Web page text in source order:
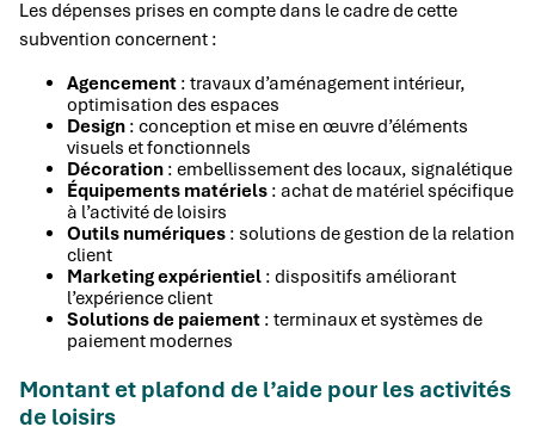
Les dépenses prises en compte dans le cadre de cette
subvention concernent :
Agencement : travaux d’aménagement intérieur,
optimisation des espaces
Design : conception et mise en œuvre d’éléments
visuels et fonctionnels
Décoration : embellissement des locaux, signalétique
Équipements matériels : achat de matériel spécifique
à l’activité de loisirs
Outils numériques : solutions de gestion de la relation
client
Marketing expérientiel : dispositifs améliorant
l’expérience client
Solutions de paiement : terminaux et systèmes de
paiement modernes
Montant et plafond de l’aide pour les activités
de loisirs